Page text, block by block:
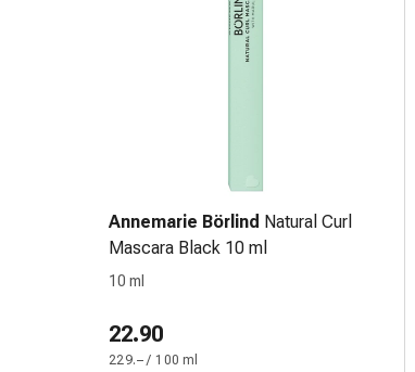
orecchie
Gocce
Infiammazione
occhi
Bende
Annemarie Börlind Natural Curl
Mascara Black 10 ml
10 ml
22.90
229.– / 100 ml